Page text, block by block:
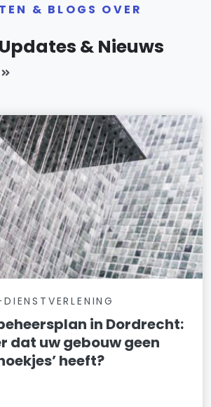
& BLOGS OVER
& Nieuws
in Dordrecht:
dat uw gebouw geen
heeft?